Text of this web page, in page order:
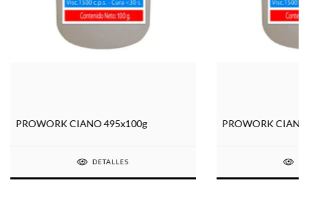
PROWORK CIANO 495x100g
DETALLES
PROWORK